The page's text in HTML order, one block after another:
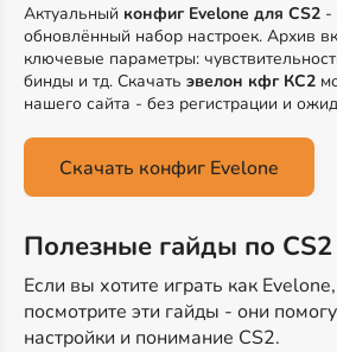
Актуальный конфиг Evelone для CS2 -
обновлённый набор настроек. Архив
ключевые параметры:
бинды и тд. Скачать эвелон кфг КС2
нашего сайта - без регистрации и
Скачать конфиг Evelone
Полезные гайды по CS2
Если вы хотите играть как
посмотрите эти гайды - они
настройки и понимание CS2.